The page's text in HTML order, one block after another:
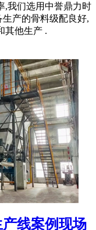
,我们选用中誉鼎力时
生产的骨料级配良好,
其他生产 .
产线案例现场